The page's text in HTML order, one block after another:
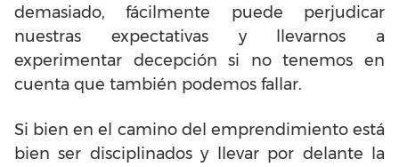
demasiado, fácilmente puede perjudicar
nuestras expectativas y llevarnos a
experimentar decepción si no tenemos en
cuenta que también podemos fallar.
Si bien en el camino del emprendimiento está
bien ser disciplinados y llevar por delante la